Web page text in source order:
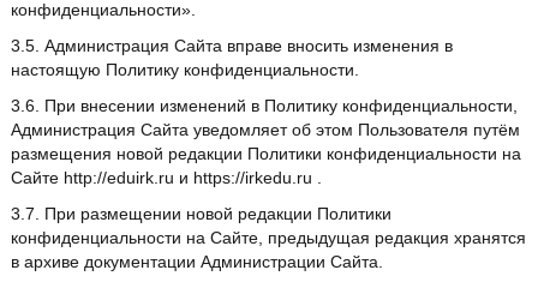
конфиденциальности».
3.5. Администрация Сайта вправе вносить изменения в
настоящую Политику конфиденциальности.
3.6. При внесении изменений в Политику конфиденциальности,
Администрация Сайта уведомляет об этом Пользователя путём
размещения новой редакции Политики конфиденциальности на
Сайте http://eduirk.ru и https://irkedu.ru .
3.7. При размещении новой редакции Политики
конфиденциальности на Сайте, предыдущая редакция хранятся
в архиве документации Администрации Сайта.